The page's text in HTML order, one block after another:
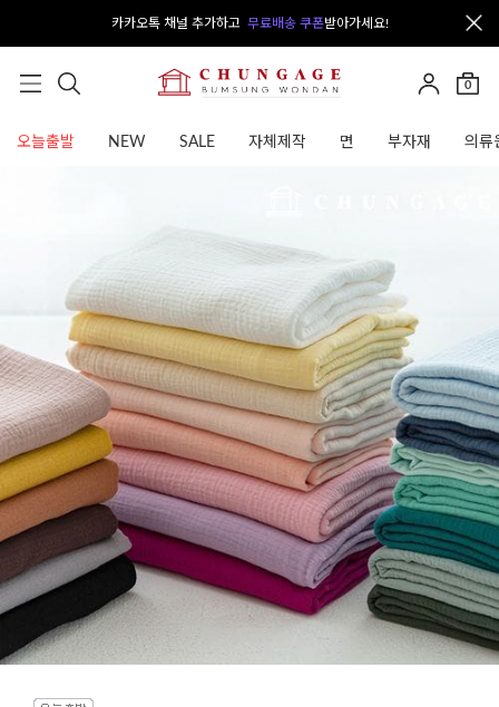
카카오톡 채널 추가하고 무료배송 쿠폰받아가세요!
0
오늘출발 NEW SALE 자체제작 면 부자재 의류